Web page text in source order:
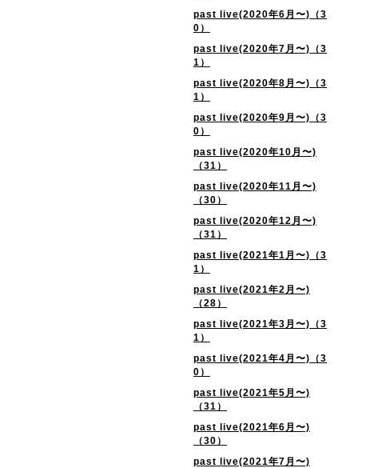
past live(2020年6月〜)（3
0）
past live(2020年7月〜)（3
1）
past live(2020年8月〜)（3
1）
past live(2020年9月〜)（3
0）
past live(2020年10月〜)
（31）
past live(2020年11月〜)
（30）
past live(2020年12月〜)
（31）
past live(2021年1月〜)（3
1）
past live(2021年2月〜)
（28）
past live(2021年3月〜)（3
1）
past live(2021年4月〜)（3
0）
past live(2021年5月〜)
（31）
past live(2021年6月〜)
（30）
past live(2021年7月〜)